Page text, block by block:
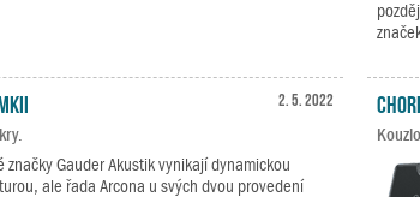
2. 5. 2022
značky Gauder Akustik vynikají dynamickou
ale řada Arcona u svých dvou provedení